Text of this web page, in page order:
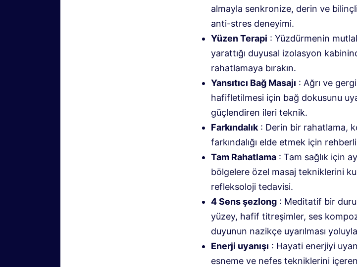
almayla senkronize, derin ve
anti-stres deneyimi.
Yüzen Terapi : Yüzdürmenin
yarattığı duyusal izolasyon
rahatlamaya bırakın.
Yansıtıcı Bağ Masajı : Ağrı ve
hafifletilmesi için bağ dokusunu
güçlendiren ileri teknik.
Farkındalık: Derin bir rahatlama,
farkındalığı elde etmek için
Tam Rahatlama : Tam sağlık için
bölgelere özel masaj tekniklerini
refleksoloji tedavisi.
4 Sens şezlong : Meditatif bir
yüzey, hafif titreşimler, ses
duyunun nazikçe uyarılması
Enerji uyanışı : Hayati enerjiyi
esneme ve nefes tekniklerini